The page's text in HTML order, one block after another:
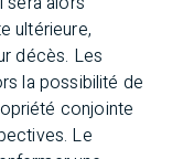
ultérieure,
décès. Les
la possibilité de
conjointe
Le